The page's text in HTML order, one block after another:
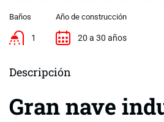
Baños
1
Año de construcción
20 a 30 años
Descripción
Gran nave